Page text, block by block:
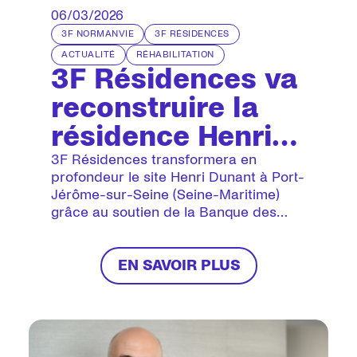
06/03/2026
3F NORMANVIE
3F RÉSIDENCES
ACTUALITÉ
RÉHABILITATION
3F Résidences va
reconstruire la
résidence Henri
Dunant à Port-
Jérôme-sur-Seine
(76)
3F Résidences transformera en
profondeur le site Henri Dunant à Port-
Jérôme-sur-Seine (Seine-Maritime)
grâce au soutien de la Banque des
occasion un prêt de 4,43 millions
d’euros. Construit il y a près d’un
demi-siècle, l’ancien foyer de
laisser place à une résidence
entièrement repensée, mêlant
plusieurs types d’hébergement social.
EN SAVOIR PLUS